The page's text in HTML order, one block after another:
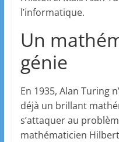
l’informatique.
Un
génie
En 1935, Alan Turing
déjà un brillant
s’attaquer au
mathématicien